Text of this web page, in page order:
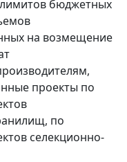
бюджетных
на возмещение
проекты по
по
селекционно-